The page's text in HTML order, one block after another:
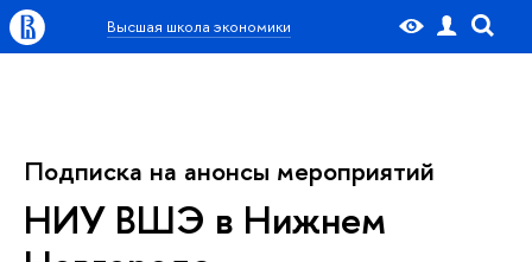
Высшая школа экономики
Подписка на анонсы мероприятий
НИУ ВШЭ в Нижнем